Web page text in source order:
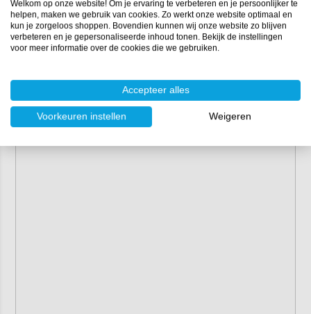
Inhoud:500 ml
Applicatie:doek of spons
Houdbaarheid:2 jaar (vorstvrij in een gesloten
verpakking opslaan)
Welkom op onze website! Om je ervaring te verbeteren en je persoonlijker te
helpen, maken we gebruik van cookies. Zo werkt onze website optimaal en
kun je zorgeloos shoppen. Bovendien kunnen wij onze website zo blijven
verbeteren en je gepersonaliseerde inhoud tonen. Bekijk de instellingen
voor meer informatie over de cookies die we gebruiken.
Accepteer alles
Voorkeuren instellen Weigeren